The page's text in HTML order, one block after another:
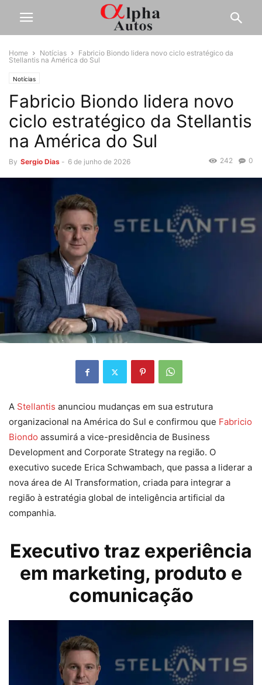
Home Notícias
Fabricio Biondo lidera novo ciclo estratégico da
Stellantis na América do Sul
Notícias
Fabricio Biondo lidera novo
ciclo estratégico da Stellantis
na América do Sul
By Sergio Dias - 6 de junho de 2026 0
242
A Stellantis anunciou mudanças em sua estrutura
organizacional na América do Sul e confirmou que Fabricio
Biondo assumirá a vice-presidência de Business
Development and Corporate Strategy na região. O
executivo sucede Erica Schwambach, que passa a liderar a
nova área de AI Transformation, criada para integrar a
região à estratégia global de inteligência artificial da
companhia.
Executivo traz experiência
em marketing, produto e
comunicação